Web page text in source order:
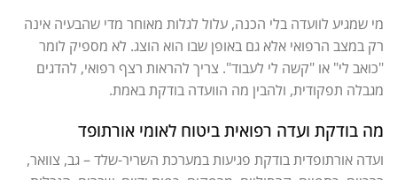
מי שמגיע לוועדה בלי הכנה, עלול לגלות מאוחר מדי שהבעיה אינה
רק במצב הרפואי אלא גם באופן שבו הוא הוצג. לא מספיק לומר
"כואב לי" או "קשה לי לעבוד". צריך להראות רצף רפואי, להדגים
מגבלה תפקודית, ולהבין מה הוועדה בודקת באמת.
מה בודקת ועדה רפואית ביטוח לאומי אורתופד
ועדה אורתופדית בודקת פגיעות במערכת השריר-שלד – גב, צוואר,